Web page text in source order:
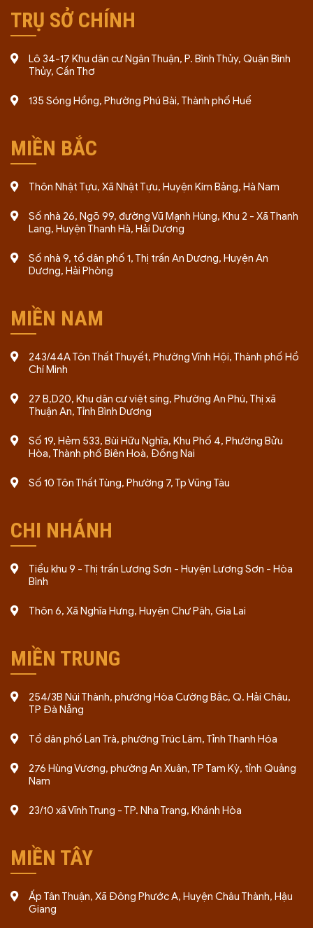
TRỤ SỞ CHÍNH
Lô 34-17 Khu dân cư Ngân Thuận, P. Bình Thủy, Quận Bình
Thủy, Cần Thơ
135 Sóng Hồng, Phường Phú Bài, Thành phố Huế
MIỀN BẮC
Thôn Nhật Tựu, Xã Nhật Tựu, Huyện Kim Bảng, Hà Nam
Số nhà 26, Ngõ 99, đường Vũ Mạnh Hùng, Khu 2 - Xã Thanh
Lang, Huyện Thanh Hà, Hải Dương
Số nhà 9, tổ dân phố 1, Thị trấn An Dương, Huyện An
Dương, Hải Phòng
MIỀN NAM
243/44A Tôn Thất Thuyết, Phường Vĩnh Hội, Thành phố Hồ
Chí Minh
27 B,D20, Khu dân cư việt sing, Phường An Phú, Thị xã
Thuận An, Tỉnh Bình Dương
Số 19, Hẻm 533, Bùi Hữu Nghĩa, Khu Phố 4, Phường Bửu
Hòa, Thành phố Biên Hoà, Đồng Nai
Số 10 Tôn Thất Tùng, Phường 7, Tp Vũng Tàu
CHI NHÁNH
Tiểu khu 9 - Thị trấn Lương Sơn - Huyện Lương Sơn - Hòa
Bình
Thôn 6, Xã Nghĩa Hưng, Huyện Chư Păh, Gia Lai
MIỀN TRUNG
254/3B Núi Thành, phường Hòa Cường Bắc, Q. Hải Châu,
TP Đà Nẵng
Tổ dân phố Lan Trà, phường Trúc Lâm, Tỉnh Thanh Hóa
276 Hùng Vương, phường An Xuân, TP Tam Kỳ, tỉnh Quảng
Nam
23/10 xã Vĩnh Trung - TP. Nha Trang, Khánh Hòa
MIỀN TÂY
Ấp Tân Thuận, Xã Đông Phước A, Huyện Châu Thành, Hậu
Giang